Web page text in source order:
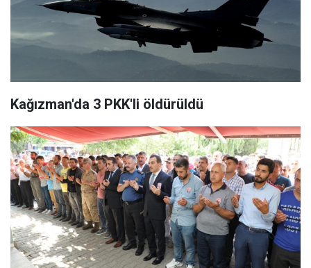
Kağızman'da 3 PKK'li öldürüldü